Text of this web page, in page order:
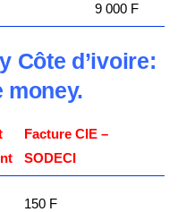
9 000 F
Côte d’ivoire:
money.
Facture CIE –
SODECI
150 F